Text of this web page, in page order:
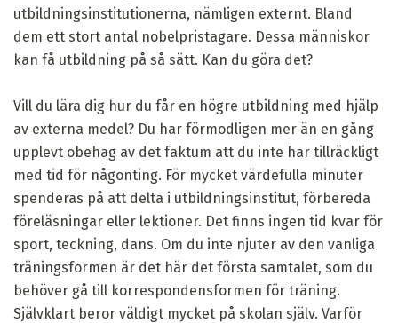
utbildningsinstitutionerna, nämligen externt. Bland
dem ett stort antal nobelpristagare. Dessa människor
kan få utbildning på så sätt. Kan du göra det?
Vill du lära dig hur du får en högre utbildning med hjälp
av externa medel? Du har förmodligen mer än en gång
upplevt obehag av det faktum att du inte har tillräckligt
med tid för någonting. För mycket värdefulla minuter
spenderas på att delta i utbildningsinstitut, förbereda
föreläsningar eller lektioner. Det finns ingen tid kvar för
sport, teckning, dans. Om du inte njuter av den vanliga
träningsformen är det här det första samtalet, som du
behöver gå till korrespondensformen för träning.
Självklart beror väldigt mycket på skolan själv. Varför